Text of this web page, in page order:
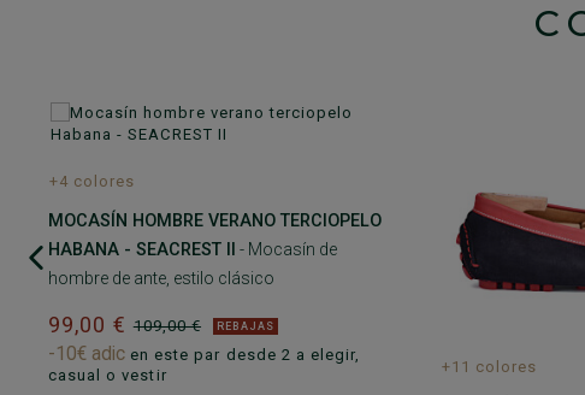
+4 colores
MOCASÍN HOMBRE VERANO TERCIOPELO
HABANA - SEACREST II
- Mocasín de
hombre de ante, estilo clásico
109,00 €
99,00 € REBAJAS
-10€ adic en este par desde 2 a elegir,
casual o vestir
+11 colores